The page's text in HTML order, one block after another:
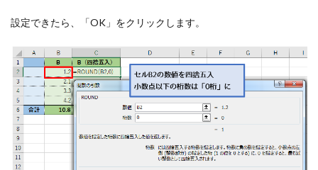
設定できたら、「OK」をクリックします。